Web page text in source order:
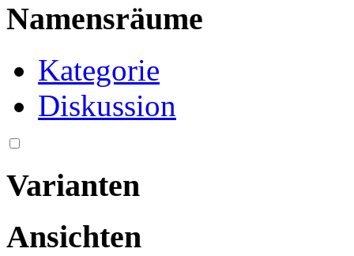
Namensräume
Kategorie
Diskussion
Varianten
Ansichten